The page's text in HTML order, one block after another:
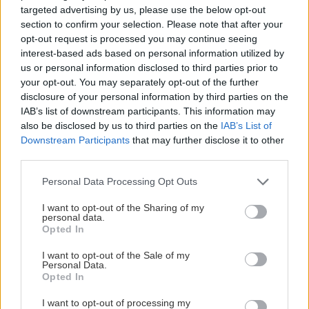
targeted advertising by us, please use the below opt-out
section to confirm your selection. Please note that after your
opt-out request is processed you may continue seeing
interest-based ads based on personal information utilized by
us or personal information disclosed to third parties prior to
your opt-out. You may separately opt-out of the further
disclosure of your personal information by third parties on the
IAB’s list of downstream participants. This information may
also be disclosed by us to third parties on the IAB’s List of
Downstream Participants that may further disclose it to other
Please note that this website/app uses one or more Google
not limited to your visit or usage behaviour. You may click to
grant or deny consent to Google and its third-party tags to
use your data for below specified purposes in below Google
consent section.
Personal Data Processing Opt Outs
I want to opt-out of the Sharing of my
personal data.
Opted In
I want to opt-out of the Sale of my
Personal Data.
Opted In
I want to opt-out of processing my
sucho a teplo? Tieto
vysaďte na miesta, na
ktoré slnko svieti celý
deň
levanduľa! 7 fialových
krások, ktoré rozžiaria
vašu záhradu
Môže aspirín zachrániť
ochabnuté izbové
rastliny? Pravda vás
Júlový reštart uhoriek
nakladačiek: Ako ich
CHALUPA